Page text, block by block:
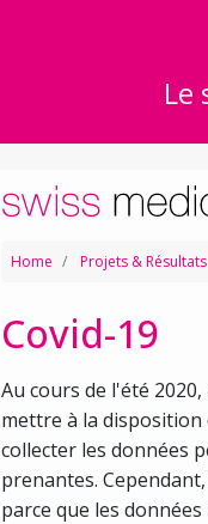
Le
Home Projets & Résultats
Covid-19
Au cours de l'été
mettre à la disposition
collecter les données
prenantes.
parce que les